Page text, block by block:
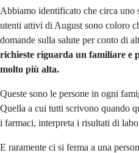
Abbiamo identificato che circa
utenti attivi di August sono coloro
domande sulla salute per conto di
richieste riguarda un familiare e
molto più alta.
Queste sono le persone in ogni
Quella a cui tutti scrivono quando
i farmaci, interpreta i risultati di
E raramente ci si ferma a una